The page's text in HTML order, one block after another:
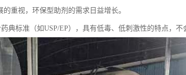
重视，环保型助剂的需求日益增长。
典标准（如USP/EP），具有低毒、低刺激性的特点，不